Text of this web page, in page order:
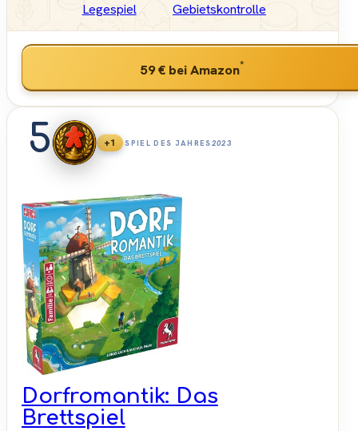
Legespiel Gebietskontrolle
59 € bei Amazon*
5 +1 SPIEL DES JAHRES2023
Dorfromantik: Das
Brettspiel